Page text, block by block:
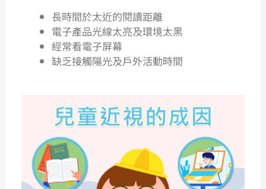
長時間於太近的閱讀距離
電子產品光線太亮及環境太黑
經常看電子屏幕
缺乏接觸陽光及戶外活動時間